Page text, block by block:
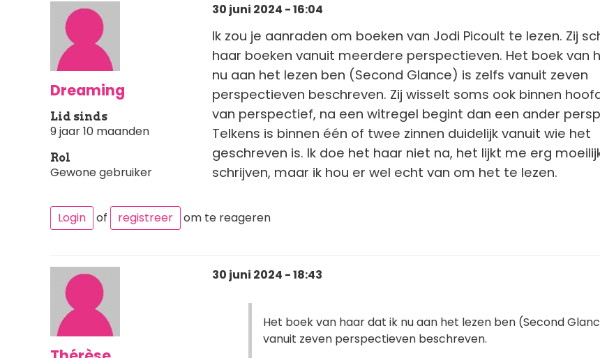
Dreaming
Lid sinds
9 jaar 10 maanden
Rol
Gewone gebruiker
30 juni 2024 - 16:04
Ik zou je aanraden om boeken van Jodi Picoult te lezen. Zij
haar boeken vanuit meerdere perspectieven. Het boek van
nu aan het lezen ben (Second Glance) is zelfs vanuit zeven
perspectieven beschreven. Zij wisselt soms ook binnen
van perspectief, na een witregel begint dan een ander
Telkens is binnen één of twee zinnen duidelijk vanuit wie het
geschreven is. Ik doe het haar niet na, het lijkt me erg
schrijven, maar ik hou er wel echt van om het te lezen.
Login of registreer om te reageren
30 juni 2024 - 18:43
Het boek van haar dat ik nu aan het lezen ben (Second
vanuit zeven perspectieven beschreven.